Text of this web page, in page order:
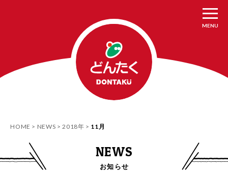
MENU
HOME NEWS 2018年 11月
NEWS
お知らせ